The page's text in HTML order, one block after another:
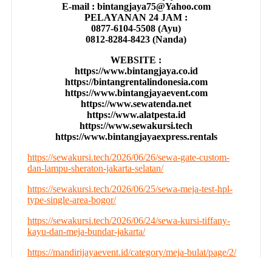
E-mail : bintangjaya75@Yahoo.com
PELAYANAN 24 JAM :
0877-6104-5508 (Ayu)
0812-8284-8423 (Nanda)
WEBSITE :
https://www.bintangjaya.co.id
https://bintangrentalindonesia.com
https://www.bintangjayaevent.com
https://www.sewatenda.net
https://www.alatpesta.id
https://www.sewakursi.tech
https://www.bintangjayaexpress.rentals
https://sewakursi.tech/2026/06/26/sewa-gate-custom-
dan-lampu-sheraton-jakarta-selatan/
https://sewakursi.tech/2026/06/25/sewa-meja-test-hpl-
type-single-area-bogor/
https://sewakursi.tech/2026/06/24/sewa-kursi-tiffany-
kayu-dan-meja-bundar-jakarta/
https://mandirijayaevent.id/category/meja-bulat/page/2/